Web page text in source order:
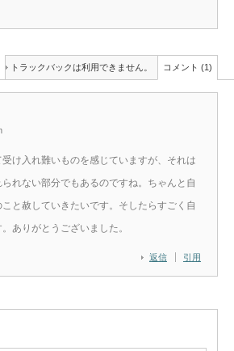
トラックバックは利用できません。 コメント (1)
返信 引用
け入れ難いものを感じていますが、それは
れない部分でもあるのですね。ちゃんと自
と赦していきたいです。そしたらすごく自
ありがとうございました。